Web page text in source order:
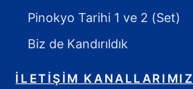
Pinokyo Tarihi 1 ve 2 (Set)
Biz de Kandırıldık
İLETIŞIM KANALLARIMIZ